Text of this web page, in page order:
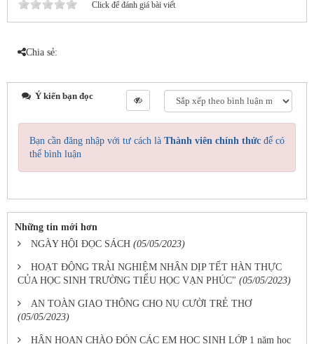
Click để đánh giá bài viết
Chia sẻ:
Ý kiến bạn đọc
Bạn cần đăng nhập với tư cách là Thành viên chính thức để có
thể bình luận
Những tin mới hơn
NGÀY HỘI ĐỌC SÁCH (05/05/2023)
HOẠT ĐỘNG TRẢI NGHIỆM NHÂN DỊP TẾT HÀN THỰC
CỦA HỌC SINH TRƯỜNG TIỂU HỌC VẠN PHÚC" (05/05/2023)
AN TOÀN GIAO THÔNG CHO NỤ CƯỜI TRẺ THƠ
(05/05/2023)
HÂN HOAN CHÀO ĐÓN CÁC EM HỌC SINH LỚP 1 năm học